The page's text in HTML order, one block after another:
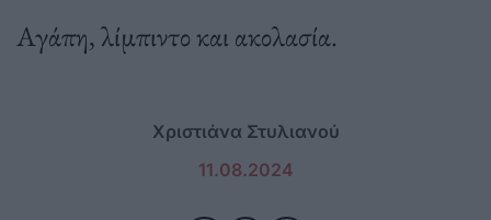
Αγάπη, λίμπιντο και ακολασία.
Χριστιάνα Στυλιανού
11.08.2024